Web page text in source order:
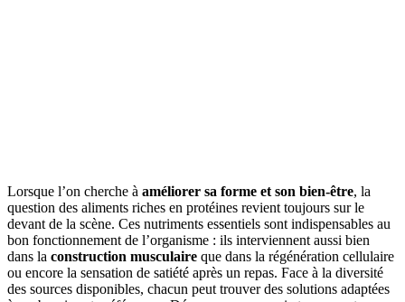
Lorsque l’on cherche à améliorer sa forme et son bien-être, la
question des aliments riches en protéines revient toujours sur le
devant de la scène. Ces nutriments essentiels sont indispensables au
bon fonctionnement de l’organisme : ils interviennent aussi bien
dans la construction musculaire que dans la régénération cellulaire
ou encore la sensation de satiété après un repas. Face à la diversité
des sources disponibles, chacun peut trouver des solutions adaptées